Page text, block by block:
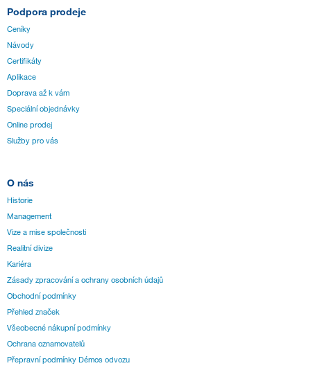
Podpora prodeje
Ceníky
Návody
Certifikáty
Aplikace
Doprava až k vám
Speciální objednávky
Online prodej
Služby pro vás
O nás
Historie
Management
Vize a mise společnosti
Realitní divize
Kariéra
Zásady zpracování a ochrany osobních údajů
Obchodní podmínky
Přehled značek
Všeobecné nákupní podmínky
Ochrana oznamovatelů
Přepravní podmínky Démos odvozu